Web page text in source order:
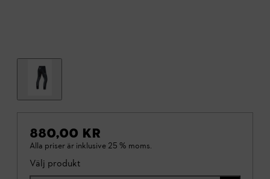
880,00 KR
Alla priser är inklusive 25 % moms.
Välj produkt